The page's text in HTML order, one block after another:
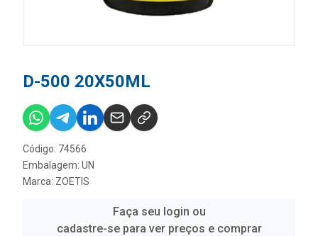
D-500 20X50ML
Código: 74566
Embalagem: UN
Marca: ZOETIS
Faça seu login ou
cadastre-se para ver preços e comprar